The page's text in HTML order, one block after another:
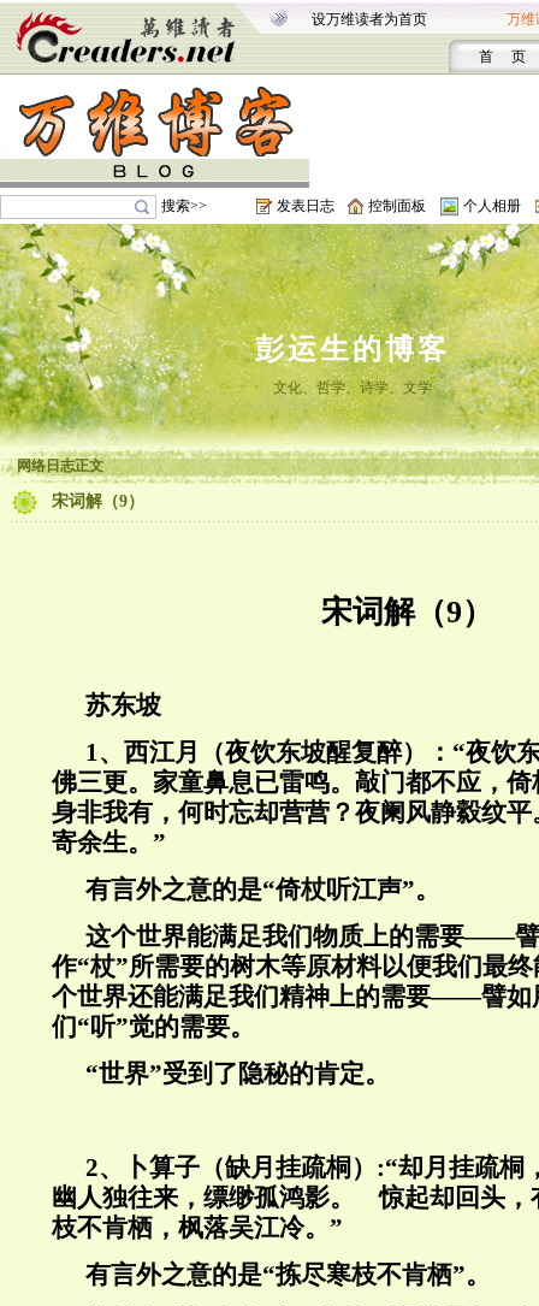
设万维读者为首页 万维
首 页
搜索>> 发表日志 控制面板 个人相册
彭运生的博客
文化、哲学、诗学、文学
网络日志正文
宋词解（9）
宋词解（9）
苏东坡
1、西江月（夜饮东坡醒复醉）：“夜饮
佛三更。家童鼻息已雷鸣。敲门都不应，
身非我有，何时忘却营营？夜阑风静縠纹
寄余生。”
有言外之意的是“倚杖听江声”。
这个世界能满足我们物质上的需要——
作“杖”所需要的树木等原材料以便我们最
个世界还能满足我们精神上的需要——譬如
们“听”觉的需要。
“世界”受到了隐秘的肯定。
2、卜算子（缺月挂疏桐）:“却月挂疏桐
幽人独往来，缥缈孤鸿影。 惊起却回头，
枝不肯栖，枫落吴江冷。”
有言外之意的是“拣尽寒枝不肯栖”。